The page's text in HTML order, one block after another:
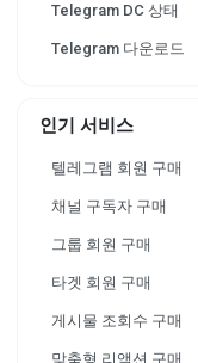
Telegram DC 상태
Telegram 다운로드
인기 서비스
텔레그램 회원 구매
채널 구독자 구매
그룹 회원 구매
타겟 회원 구매
게시물 조회수 구매
맞춤형 리액션 구매